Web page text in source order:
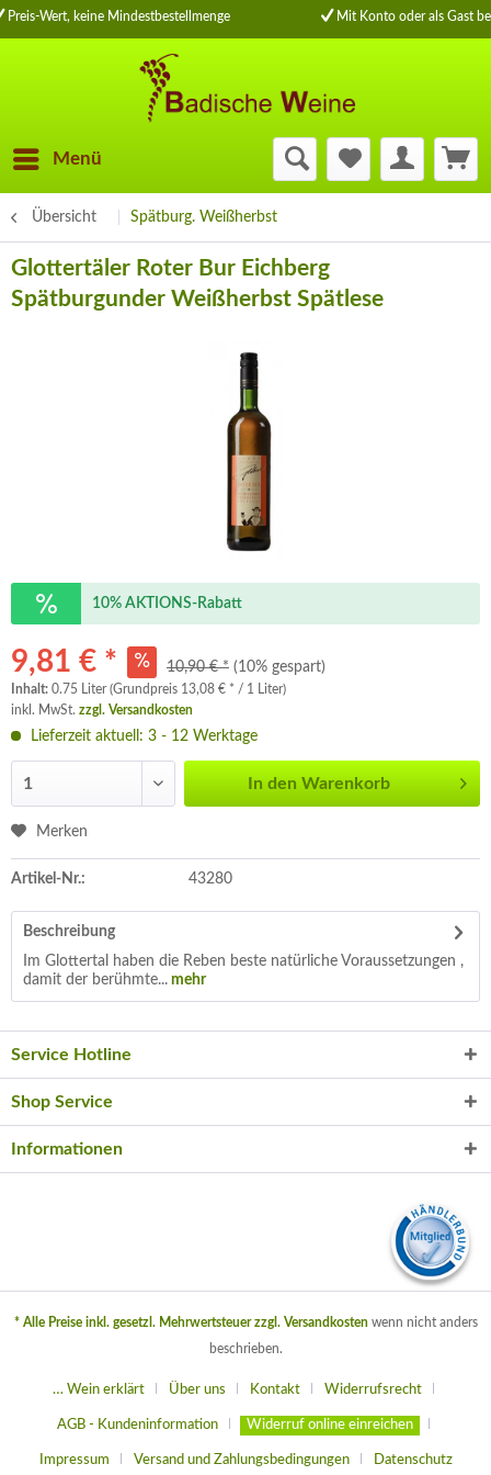
Preis-Wert, keine Mindestbestellmenge Mit Konto oder als Gast
Menü
Übersicht Spätburg. Weißherbst
Glottertäler Roter Bur Eichberg
Spätburgunder Weißherbst Spätlese
10% AKTIONS-Rabatt
9,81 € * 10,90 € * (10% gespart)
Inhalt: 0.75 Liter (Grundpreis 13,08 € * / 1 Liter)
inkl. MwSt. zzgl. Versandkosten
Lieferzeit aktuell: 3 - 12 Werktage
In den Warenkorb
Merken
Artikel-Nr.: 43280
Beschreibung
Im Glottertal haben die Reben beste natürliche Voraussetzungen ,
damit der berühmte... mehr
Service Hotline
Shop Service
Informationen
* Alle Preise inkl. gesetzl. Mehrwertsteuer zzgl. Versandkostenwenn nicht anders
beschrieben.
… Wein erklärt Über uns Kontakt Widerrufsrecht
AGB - Kundeninformation Widerruf online einreichen
Impressum Versand und Zahlungsbedingungen Datenschutz